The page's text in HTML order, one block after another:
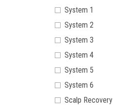
System 1
System 2
System 3
System 4
System 5
System 6
Scalp Recovery